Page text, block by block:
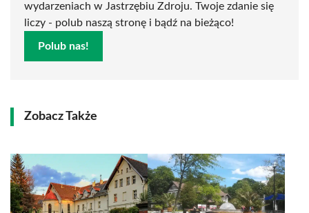
wydarzeniach w Jastrzębiu Zdroju. Twoje zdanie się
liczy - polub naszą stronę i bądź na bieżąco!
Polub nas!
Zobacz Także